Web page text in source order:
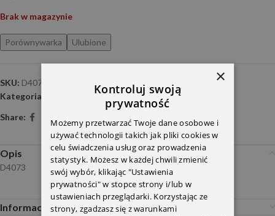
Brak w magazynie
Porównywarka Ulubione
SKU: D4073
Kategoria:
Reparatury zacisków hamulcowych
Share:
Opis
D4073
Informacje dodatkowe
×
Kontroluj swoją
prywatność
Możemy przetwarzać Twoje dane osobowe i
używać technologii takich jak pliki cookies w
celu świadczenia usług oraz prowadzenia
statystyk. Możesz w każdej chwili zmienić
swój wybór, klikając "Ustawienia
prywatności" w stopce strony i/lub w
ustawieniach przeglądarki. Korzystając ze
strony, zgadzasz się z warunkami